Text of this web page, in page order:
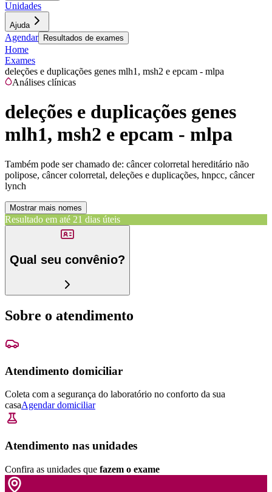
Unidades
Ajuda
Agendar Resultados de exames
Home
Exames
deleções e duplicações genes mlh1, msh2 e epcam - mlpa
Análises clínicas
deleções e duplicações genes
mlh1, msh2 e epcam - mlpa
Também pode ser chamado de: câncer colorretal hereditário não
polipose, câncer colorretal, deleções e duplicações, hnpcc, câncer
lynch
Mostrar mais nomes
Resultado em até 21 dias úteis
Qual seu convênio?
Sobre o atendimento
Atendimento domiciliar
Coleta com a segurança do laboratório no conforto da sua
casaAgendar domiciliar
Atendimento nas unidades
Confira as unidades que fazem o exame